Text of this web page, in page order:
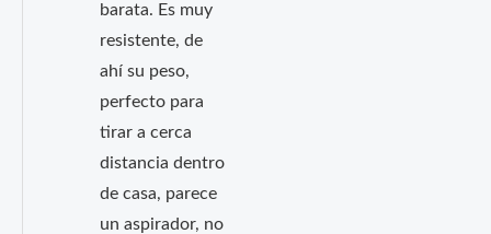
barata. Es muy
resistente, de
ahí su peso,
perfecto para
tirar a cerca
distancia dentro
de casa, parece
un aspirador, no